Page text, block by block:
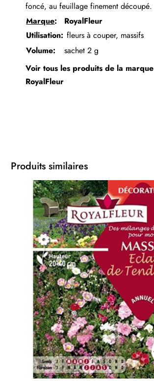
foncé, au feuillage finement découpé.
Marque:
RoyalFleur
Utilisation: fleurs à couper, massifs
Volume:
sachet 2 g
Voir tous les produits de la marque
RoyalFleur
Produits similaires